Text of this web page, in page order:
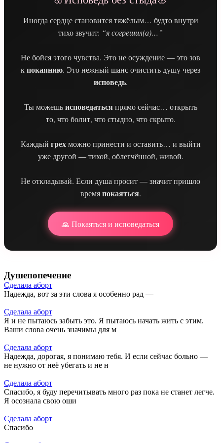
делам
Господи,
но по
прости
жить в
страхе
сердце
страсти
мои.
И да
будет
во мне
воля
Твоя,
ныне
и
всегда,
и во
веки
веков.
Аминь.
Иногда сердце становится тяжёлым… будто внутри
тихо звучит: “я согрешил(а)…”
Не бойся этого чувства. Это не осуждение — это зов
кпокаянию. Это нежный шанс очистить душу через
исповедь.
Ты можешьисповедатьсяпрямо сейчас… открыть
то, что болит, что стыдно, что скрыто.
Каждый грехможно принести и оставить… и выйти
уже другой — тихой, облегчённой, живой.
Не откладывай. Если душа просит — значит пришло
времяпокаяться.
🙏 Покаяться и исповедаться
Душепопечение
Сделала аборт
Надежда, вот за эти слова я особенно рад —
Сделала аборт
Я и не пытаюсь забыть это. Я пытаюсь начать жить с этим.
Ваши слова очень значимы для м
Сделала аборт
Надежда, дорогая, я понимаю тебя. И если сейчас больно —
не нужно от неё убегать и не н
Сделала аборт
Спасибо, я буду перечитывать много раз пока не станет легче.
Я осознала свою оши
Сделала аборт
Спасибо